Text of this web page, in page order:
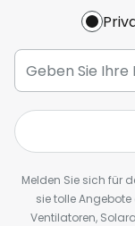
Melden Sie sich für
sie tolle
Ventilatoren,